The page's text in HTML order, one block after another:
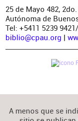
25 de Mayo 482,
Autónoma de
Tel: +5411 5239
biblio@cpau.org |
A menos que se